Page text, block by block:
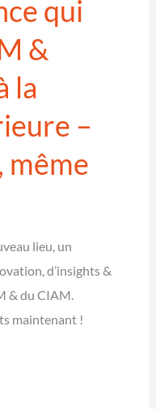
qui
&
la
–
même
lieu, un
d’insights &
& du CIAM.
maintenant !